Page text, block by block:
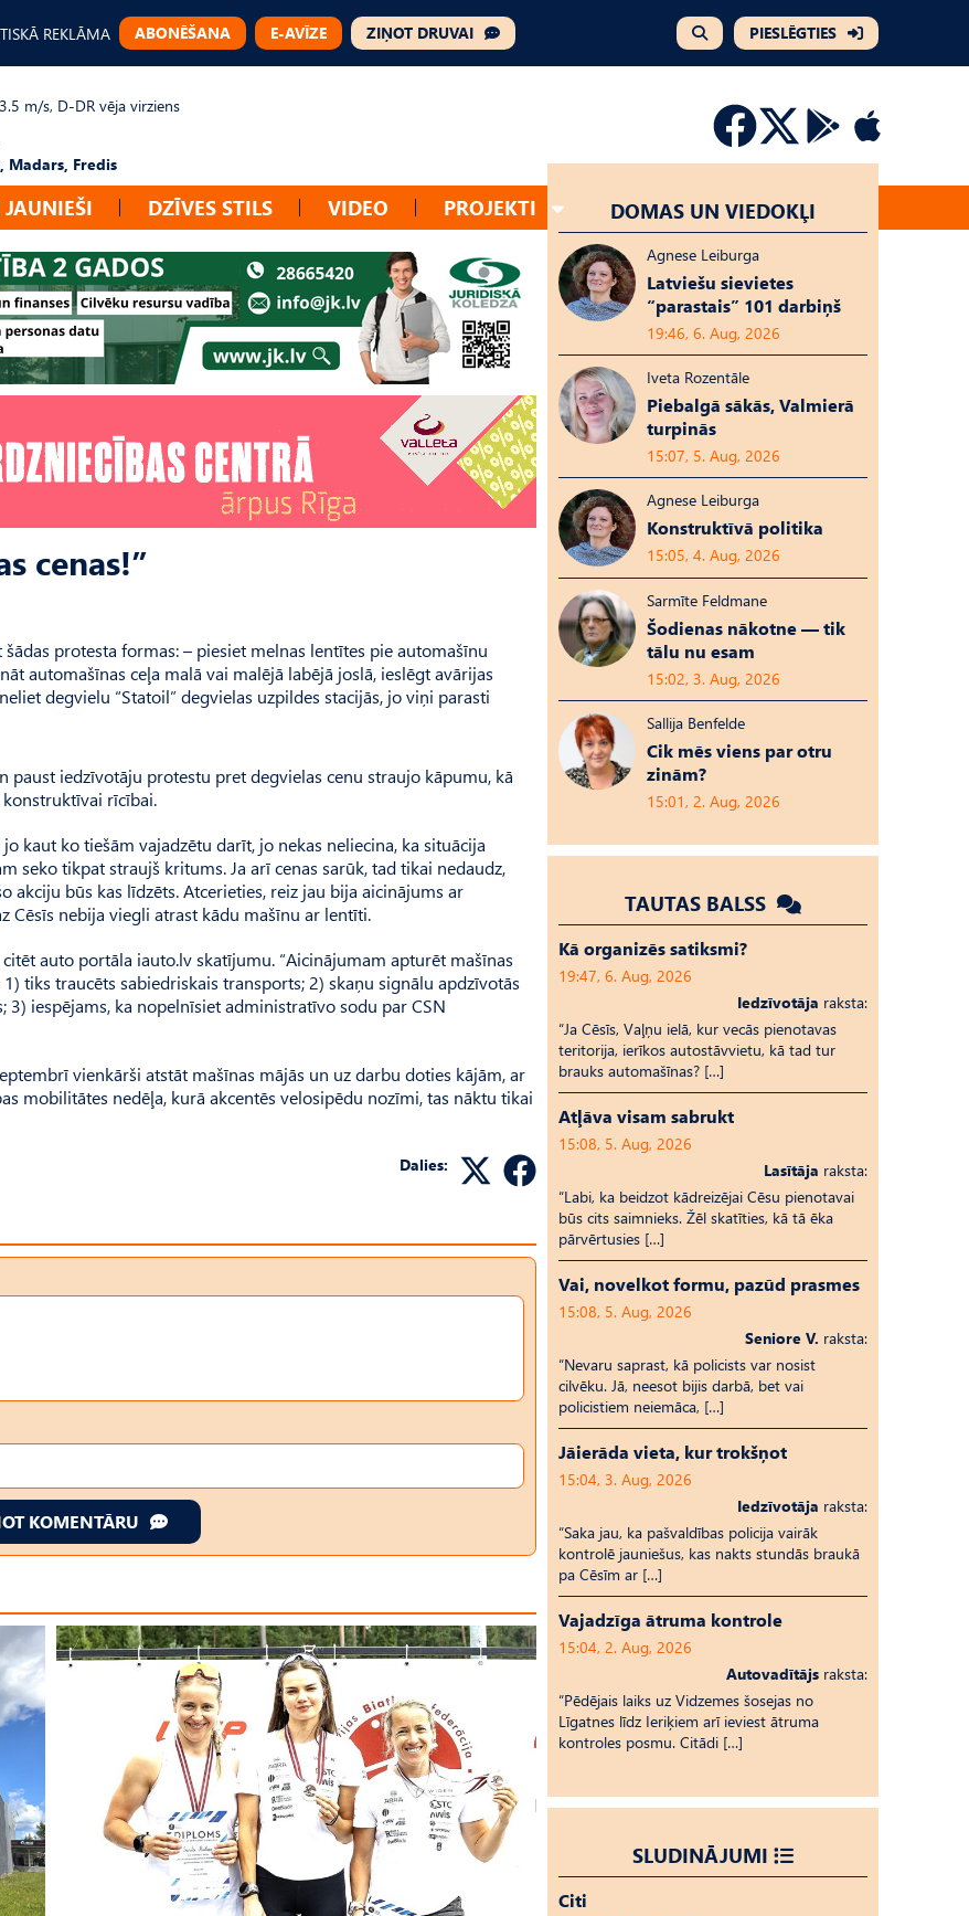
REKLĀMA ABONĒŠANA E-AVĪZE ZIŅOT DRUVAI PIESLĒGTIES
m/s, D-DR vēja virziens
Madars, Fredis
DZĪVES STILS VIDEO PROJEKTI
cenas!”
protesta formas: – piesiet melnas lentītes pie automašīnu
automašīnas ceļa malā vai malējā labējā joslā, ieslēgt avārijas
degvielu “Statoil” degvielas uzpildes stacijās, jo viņi parasti
iedzīvotāju protestu pret degvielas cenu straujo kāpumu, kā
rīcībai.
kaut ko tiešām vajadzētu darīt, jo nekas neliecina, ka situācija
seko tikpat straujš kritums. Ja arī cenas sarūk, tad tikai nedaudz,
akciju būs kas līdzēts. Atcerieties, reiz jau bija aicinājums ar
Cēsīs nebija viegli atrast kādu mašīnu ar lentīti.
auto portāla iauto.lv skatījumu. “Aicinājumam apturēt mašīnas
tiks traucēts sabiedriskais transports; 2) skaņu signālu apdzīvotās
iespējams, ka nopelnīsiet administratīvo sodu par CSN
vienkārši atstāt mašīnas mājās un uz darbu doties kājām, ar
mobilitātes nedēļa, kurā akcentēs velosipēdu nozīmi, tas nāktu tikai
Dalies:
KOMENTĀRU
DOMAS UN VIEDOKĻI
Agnese Leiburga
Latviešu sievietes
“parastais” 101 darbiņš
19:46, 6. Aug, 2026
Iveta Rozentāle
Piebalgā sākās, Valmierā
turpinās
15:07, 5. Aug, 2026
Agnese Leiburga
Konstruktīvā politika
15:05, 4. Aug, 2026
Sarmīte Feldmane
Šodienas nākotne — tik
tālu nu esam
15:02, 3. Aug, 2026
Sallija Benfelde
Cik mēs viens par otru
zinām?
15:01, 2. Aug, 2026
TAUTAS BALSS
Kā organizēs satiksmi?
19:47, 6. Aug, 2026
Iedzīvotāja raksta:
“Ja Cēsīs, Vaļņu ielā, kur vecās pienotavas
teritorija, ierīkos autostāvvietu, kā tad tur
brauks automašīnas? […]
Atļāva visam sabrukt
15:08, 5. Aug, 2026
Lasītāja raksta:
“Labi, ka beidzot kādreizējai Cēsu pienotavai
būs cits saimnieks. Žēl skatīties, kā tā ēka
pārvērtusies […]
Vai, novelkot formu, pazūd prasmes
15:08, 5. Aug, 2026
Seniore V. raksta:
“Nevaru saprast, kā policists var nosist
cilvēku. Jā, neesot bijis darbā, bet vai
policistiem neiemāca, […]
Jāierāda vieta, kur trokšņot
15:04, 3. Aug, 2026
Iedzīvotāja raksta:
“Saka jau, ka pašvaldības policija vairāk
kontrolē jauniešus, kas nakts stundās braukā
pa Cēsīm ar […]
Vajadzīga ātruma kontrole
15:04, 2. Aug, 2026
Autovadītājs raksta:
“Pēdējais laiks uz Vid­ze­mes šosejas no
Līgatnes līdz Ieriķiem arī ieviest ātruma
kontroles posmu. Citādi […]
SLUDINĀJUMI
Citi